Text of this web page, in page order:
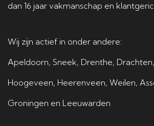
dan 16 jaar vakmanschap en
Wij zijn actief in onder andere:
Apeldoorn, Sneek, Drenthe, Drachten,
Hoogeveen, Heerenveen, Weilen,
Groningen en Leeuwarden